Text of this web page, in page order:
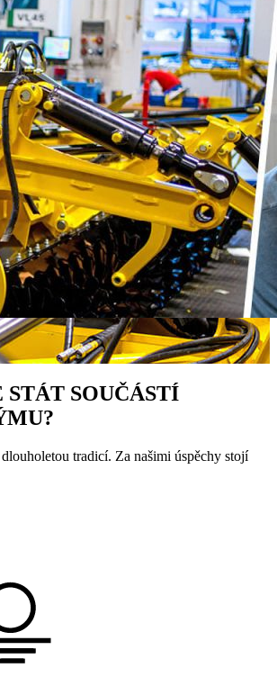
STÁT SOUČÁSTÍ
tradicí. Za našimi úspěchy stojí